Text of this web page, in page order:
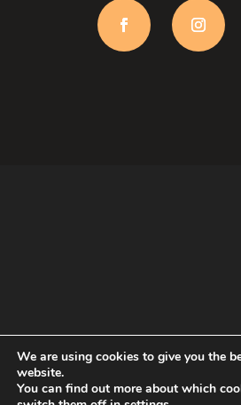
Política de
We are using cookies to give you the
website.
You can find out more about which